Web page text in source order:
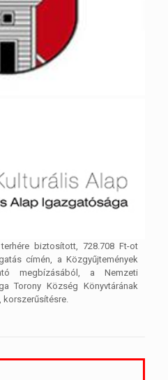
biztosított, 728.708 Ft-ot
címén, a Közgyűjtemények
megbízásából, a Nemzeti
Torony Község Könyvtárának
korszerűsítésre.